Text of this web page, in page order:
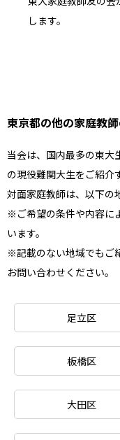
します。
東京都の他の家庭教
当会は、国内最多の東大
の現役難関大生をご紹介
対面家庭教師は、以下の
※ご希望の条件や内容に
います。
※記載のない地域でもご
お問い合わせください。
足立区
板橋区
大田区